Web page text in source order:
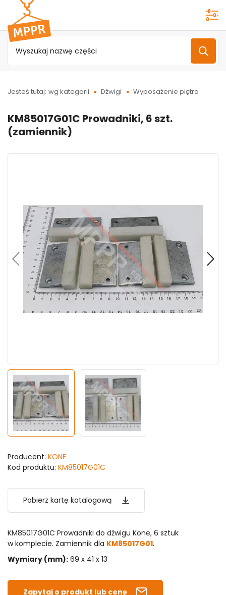
Przejdź do
menu
głównego
Jesteś tutaj: wg kategorii Dźwigi Wyposażenie piętra
KM85017G01C Prowadniki, 6 szt.
(zamiennik)
Producent: KONE
Kod produktu: KM85017G01C
Pobierz kartę katalogową
KM85017G01C Prowadniki do dźwigu Kone, 6 sztuk
w komplecie. Zamiennik dla KM85017G01.
Wymiary (mm): 69 x 41 x 13
Zapytaj o produkt lub cenę